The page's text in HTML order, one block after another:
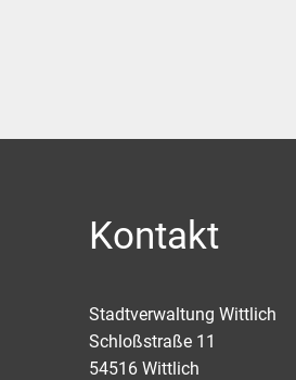
Kontakt
Stadtverwaltung Wittlich
Schloßstraße 11
54516 Wittlich